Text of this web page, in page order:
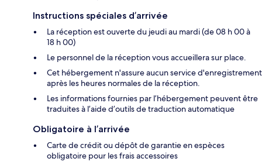
Instructions spéciales d’arrivée
La réception est ouverte du jeudi au mardi (de 08 h 00 à
18 h 00)
Le personnel de la réception vous accueillera sur place.
Cet hébergement n'assure aucun service d'enregistrement
après les heures normales de la réception.
Les informations fournies par l’hébergement peuvent être
traduites à l’aide d’outils de traduction automatique
Obligatoire à l’arrivée
Carte de crédit ou dépôt de garantie en espèces
obligatoire pour les frais accessoires